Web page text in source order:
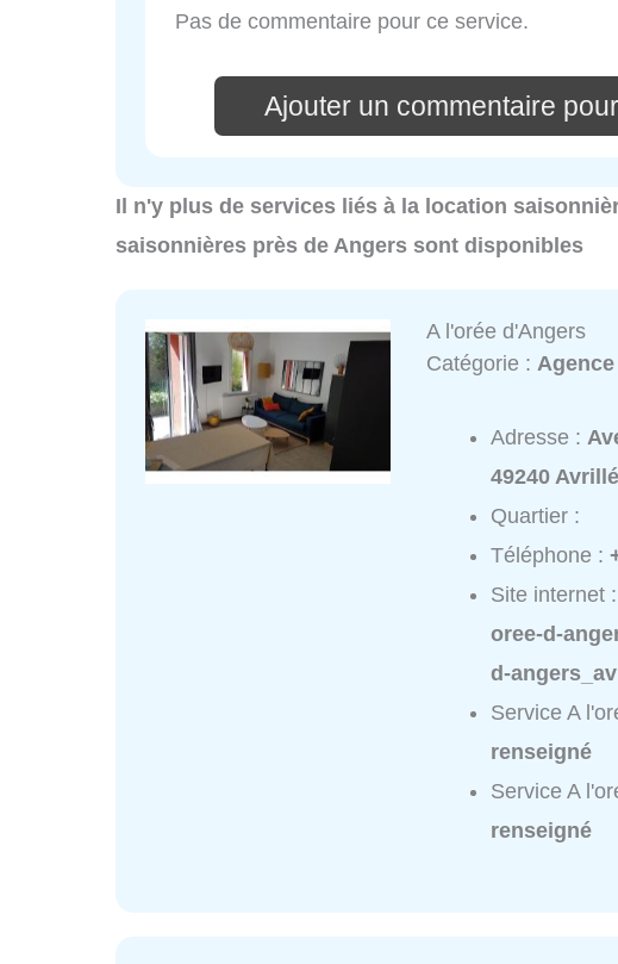
Pas de commentaire pour ce service.
Ajouter un commentaire
Il n'y plus de services liés à la location
saisonnières près de Angers sont disponibles
A l'orée d'Angers
Catégorie :
Adresse :
49240 Avrillé
Quartier :
Téléphone :
Site internet :
oree-d-
d-
Service A
renseigné
Service A
renseigné